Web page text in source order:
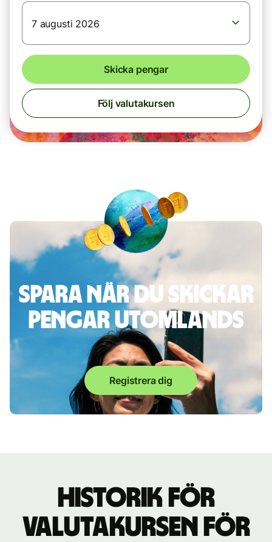
7 augusti 2026
Skicka pengar
Följ valutakursen
Spara när du skickar
pengar utomlands
Registrera dig
Historik för
valutakursen för